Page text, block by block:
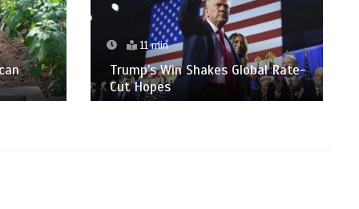
11 min
Trump’s Win Shakes Global Rate-
Cut Hopes